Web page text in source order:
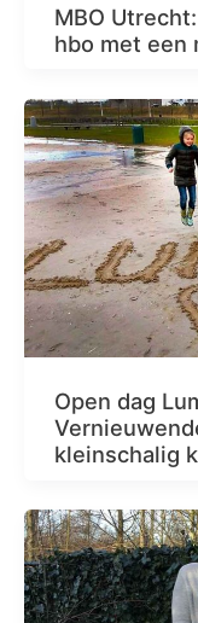
MBO
hbo met een
Open dag
kleinschalig